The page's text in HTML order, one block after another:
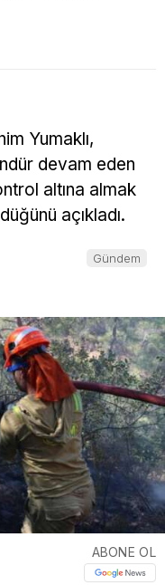
Yumaklı,
devam eden
altına almak
açıkladı.
Gündem
ABONE OL